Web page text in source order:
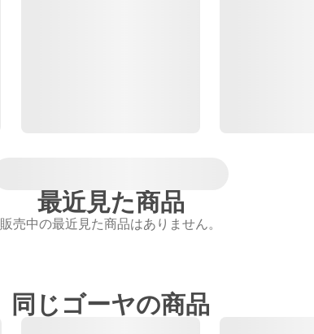
最近見た商品
販売中の最近見た商品はありません。
同じゴーヤの商品